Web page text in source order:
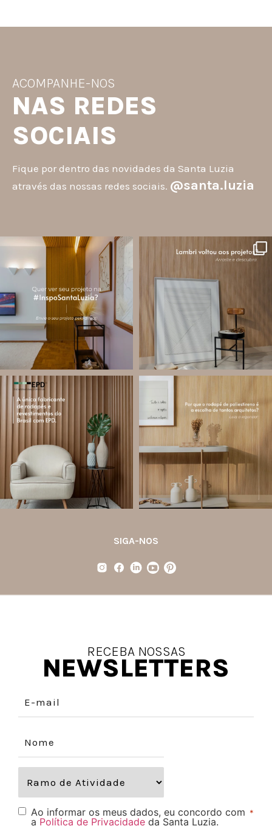
ACOMPANHE-NOS
NAS REDES
SOCIAIS
Fique por dentro das novidades da Santa Luzia
através das nossas redes sociais. @santa.luzia
santa.luzia
A #InspoSantaLuzia é um espaço
criado para divulgar projetos que
utilizam produtos Santa Luzia e
valorizar o trabalho de arquitetos,
designers de...
Jul 28
13 0
O lambri é um revestimento versátil
painéis decorativos e diversas
composições para valorizar o
ambiente!
Jul 27
86 8
Você sabe o que é EPD?
A Declaração Ambiental de Produto
(Environmental Product Declaration) é
um documento internacional que
Jul 21
35 1
Os rodapés de poliestireno
conquistaram espaço na arquitetura
porque unem estética, praticidade e
desempenho em um único produto.
Diferente
SIGA-NOS
RECEBA NOSSAS
NEWSLETTERS
Ao informar os meus dados, eu concordo com
a Política de Privacidade da Santa Luzia.
*